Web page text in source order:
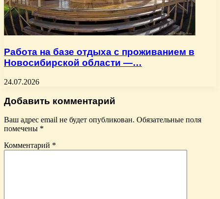
Работа на базе отдыха с проживанием в
Новосибирской области —…
24.07.2026
Добавить комментарий
Ваш адрес email не будет опубликован. Обязательные поля
помечены *
Комментарий *